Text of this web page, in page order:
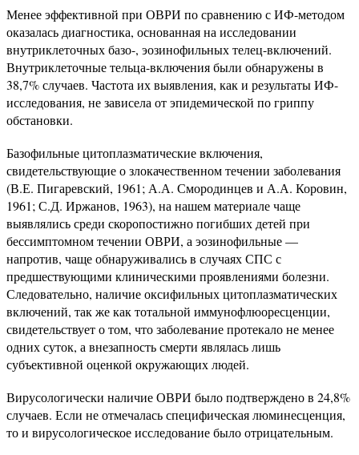
Менее эффективной при ОВРИ по сравнению с ИФ-методом
оказалась диагностика, основанная на исследовании
внутриклеточных базо-, эозинофильных телец-включений.
Внутриклеточные тельца-включения были обнаружены в
38,7% случаев. Частота их выявления, как и результаты ИФ-
исследования, не зависела от эпидемической по гриппу
обстановки.
Базофильные цитоплазматические включения,
свидетельствующие о злокачественном течении заболевания
(В.Е. Пигаревский, 1961; А.А. Смородинцев и А.А. Коровин,
1961; С.Д. Иржанов, 1963), на нашем материале чаще
выявлялись среди скоропостижно погибших детей при
бессимптомном течении ОВРИ, а эозинофильные —
напротив, чаще обнаруживались в случаях СПС с
предшествующими клиническими проявлениями болезни.
Следовательно, наличие оксифильных цитоплазматических
включений, так же как тотальной иммунофлюоресценции,
свидетельствует о том, что заболевание протекало не менее
одних суток, а внезапность смерти являлась лишь
субъективной оценкой окружающих людей.
Вирусологически наличие ОВРИ было подтверждено в 24,8%
случаев. Если не отмечалась специфическая люминесценция,
то и вирусологическое исследование было отрицательным.